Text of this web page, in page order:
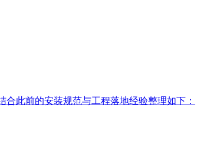
此前的安装规范与工程落地经验整理如下：